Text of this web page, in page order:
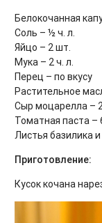
Белокочанная
Соль – ½ ч. л.
Яйцо – 2 шт.
Мука – 2 ч. л.
Перец – по вкусу
Растительное
Сыр моцарелла –
Томатная паста –
Листья базилика
Приготовление:
Кусок кочана